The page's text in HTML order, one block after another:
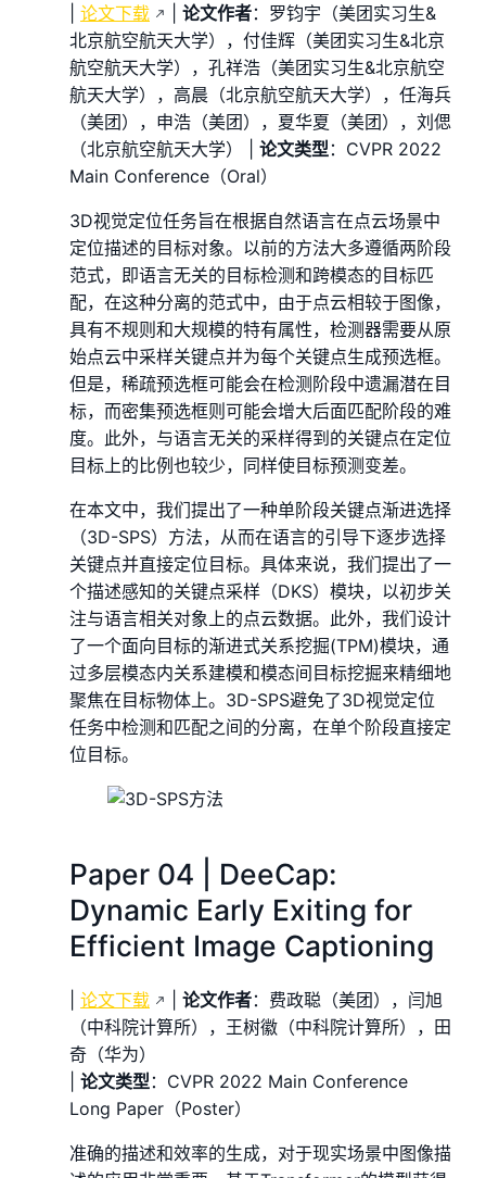
论文下载 论文作者：罗钧宇（美团实习生&
北京航空航天大学），付佳辉（美团实习生&北京
航空航天大学），孔祥浩（美团实习生&北京航空
航天大学），高晨（北京航空航天大学），任海兵
（美团），申浩（美团），夏华夏（美团），刘偲
（北京航空航天大学） | 论文类型 ：CVPR 2022
Main Conference（Oral）
3D视觉定位任务旨在根据自然语言在点云场景中
定位描述的目标对象。以前的方法大多遵循两阶段
范式，即语言无关的目标检测和跨模态的目标匹
配，在这种分离的范式中，由于点云相较于图像，
具有不规则和大规模的特有属性，检测器需要从原
始点云中采样关键点并为每个关键点生成预选框。
但是，稀疏预选框可能会在检测阶段中遗漏潜在目
标，而密集预选框则可能会增大后面匹配阶段的难
度。此外，与语言无关的采样得到的关键点在定位
目标上的比例也较少，同样使目标预测变差。
在本文中，我们提出了一种单阶段关键点渐进选择
（3D-SPS）方法，从而在语言的引导下逐步选择
关键点并直接定位目标。具体来说，我们提出了一
个描述感知的关键点采样（DKS）模块，以初步关
注与语言相关对象上的点云数据。此外，我们设计
了一个面向目标的渐进式关系挖掘(TPM)模块，通
过多层模态内关系建模和模态间目标挖掘来精细地
聚焦在目标物体上。3D-SPS避免了3D视觉定位
任务中检测和匹配之间的分离，在单个阶段直接定
位目标。
Paper 04 | DeeCap:
Dynamic Early Exiting for
Efficient Image Captioning
论文下载 论文作者：费政聪（美团），闫旭
（中科院计算所），王树徽（中科院计算所），田
奇（华为）
论文类型 ：CVPR 2022 Main Conference
Long Paper（Poster）
准确的描述和效率的生成，对于现实场景中图像描